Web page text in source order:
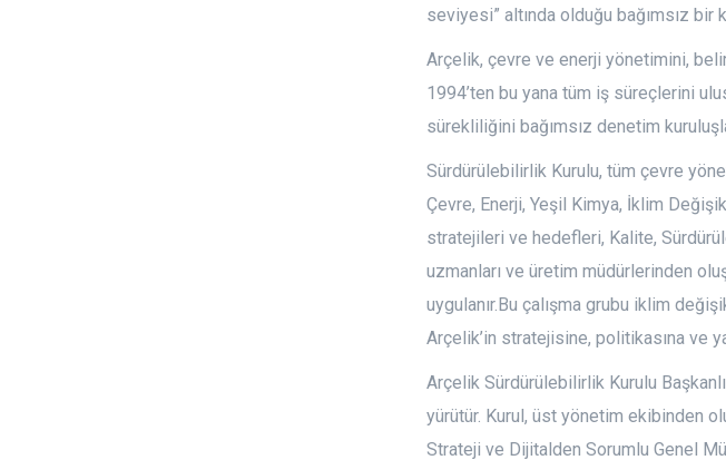
seviyesi” altında olduğu bağımsız bir
Arçelik, çevre ve enerji yönetimini,
1994’ten bu yana tüm iş süreçlerini
sürekliliğini bağımsız denetim
Sürdürülebilirlik Kurulu, tüm çevre
Çevre, Enerji, Yeşil Kimya, İklim
stratejileri ve hedefleri, Kalite,
uzmanları ve üretim müdürlerinden
uygulanır.Bu çalışma grubu iklim
Arçelik’in stratejisine, politikasına ve
Arçelik Sürdürülebilirlik Kurulu
yürütür. Kurul, üst yönetim ekibinden
Strateji ve Dijitalden Sorumlu Genel